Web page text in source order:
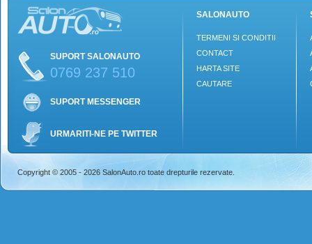
SUPORT SALONAUTO
0769 237 510
SUPORT MESSENGER
URMARITI-NE PE TWITTER
SALONAUTO
TERMENI SI CONDITII
CONTACT
HARTA SITE
CAUTARE
Copyright © 2005 - 2026 SalonAuto.ro toate drepturile rezervate.